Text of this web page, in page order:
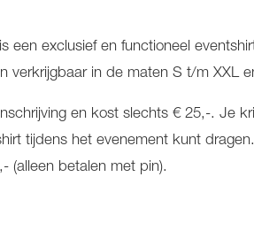
een exclusief en functioneel
verkrijgbaar in de maten S t/m XXL
en kost slechts € 25,-. Je
tijdens het evenement kunt
(alleen betalen met pin).